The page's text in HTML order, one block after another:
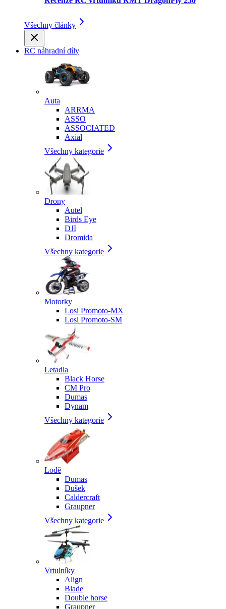
Všechny články
RC náhradní díly
Auta
ARRMA
ASSO
ASSOCIATED
Axial
Všechny kategorie
Drony
Autel
Birds Eye
DJI
Dromida
Všechny kategorie
Motorky
Losi Promoto-MX
Losi Promoto-SM
Letadla
Black Horse
CM Pro
Dumas
Dynam
Všechny kategorie
Lodě
Dumas
Dušek
Caldercraft
Graupner
Všechny kategorie
Vrtulníky
Align
Blade
Double horse
Graupner